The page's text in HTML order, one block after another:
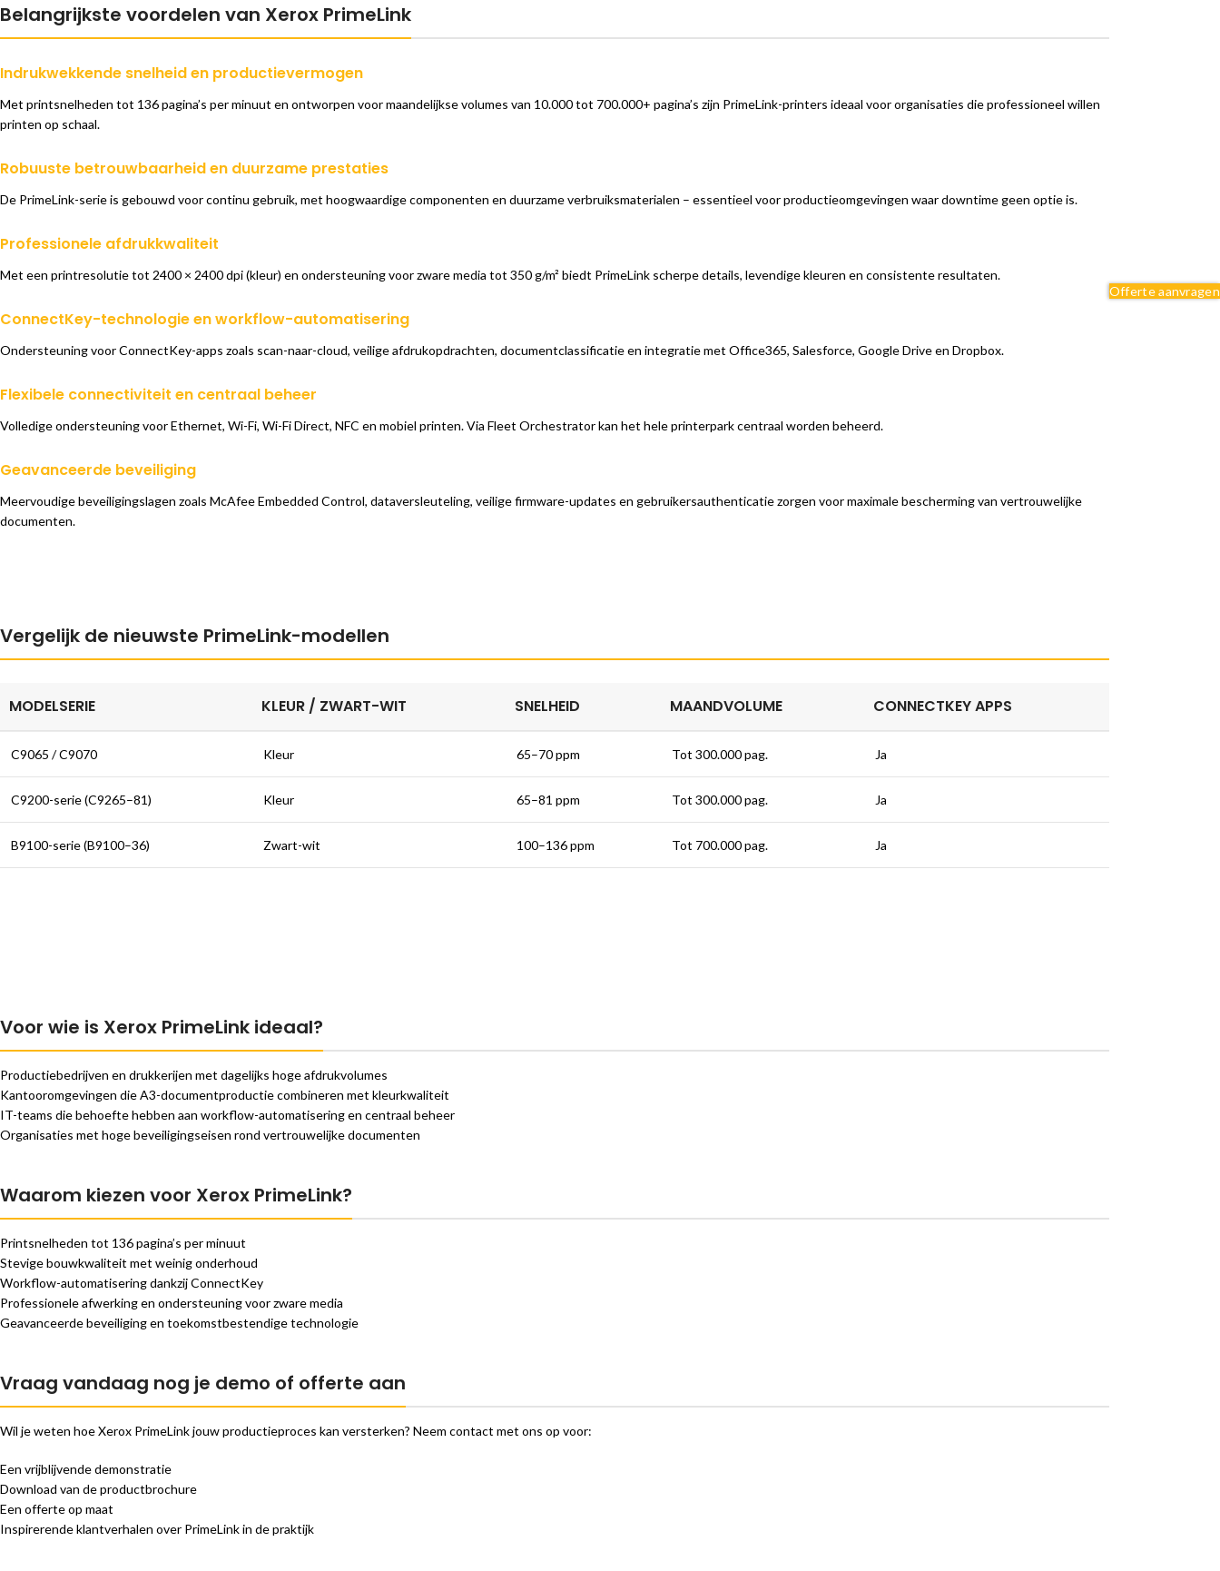
Offerte aanvragen
Belangrijkste voordelen van Xerox PrimeLink
Indrukwekkende snelheid en productievermogen
Met printsnelheden tot 136 pagina’s per minuut en ontworpen voor maandelijkse volumes van 10.000 tot 700.000+ pagina’s zijn PrimeLink-printers ideaal voor organisaties die professioneel willen
printen op schaal.
Robuuste betrouwbaarheid en duurzame prestaties
De PrimeLink-serie is gebouwd voor continu gebruik, met hoogwaardige componenten en duurzame verbruiksmaterialen – essentieel voor productieomgevingen waar downtime geen optie is.
Professionele afdrukkwaliteit
Met een printresolutie tot 2400 × 2400 dpi (kleur) en ondersteuning voor zware media tot 350 g/m² biedt PrimeLink scherpe details, levendige kleuren en consistente resultaten.
ConnectKey-technologie en workflow-automatisering
Ondersteuning voor ConnectKey-apps zoals scan-naar-cloud, veilige afdrukopdrachten, documentclassificatie en integratie met Office365, Salesforce, Google Drive en Dropbox.
Flexibele connectiviteit en centraal beheer
Volledige ondersteuning voor Ethernet, Wi-Fi, Wi-Fi Direct, NFC en mobiel printen. Via Fleet Orchestrator kan het hele printerpark centraal worden beheerd.
Geavanceerde beveiliging
Meervoudige beveiligingslagen zoals McAfee Embedded Control, dataversleuteling, veilige firmware-updates en gebruikersauthenticatie zorgen voor maximale bescherming van vertrouwelijke
documenten.
Vergelijk de nieuwste PrimeLink-modellen
MODELSERIE KLEUR / ZWART-WIT SNELHEID MAANDVOLUME CONNECTKEY APPS
C9065 / C9070 Kleur 65–70 ppm Tot 300.000 pag. Ja
C9200-serie (C9265–81) Kleur 65–81 ppm Tot 300.000 pag. Ja
B9100-serie (B9100–36) Zwart-wit 100–136 ppm Tot 700.000 pag. Ja
Voor wie is Xerox PrimeLink ideaal?
Productiebedrijven en drukkerijen met dagelijks hoge afdrukvolumes
Kantooromgevingen die A3-documentproductie combineren met kleurkwaliteit
IT-teams die behoefte hebben aan workflow-automatisering en centraal beheer
Organisaties met hoge beveiligingseisen rond vertrouwelijke documenten
Waarom kiezen voor Xerox PrimeLink?
Printsnelheden tot 136 pagina’s per minuut
Stevige bouwkwaliteit met weinig onderhoud
Workflow-automatisering dankzij ConnectKey
Professionele afwerking en ondersteuning voor zware media
Geavanceerde beveiliging en toekomstbestendige technologie
Vraag vandaag nog je demo of offerte aan
Wil je weten hoe Xerox PrimeLink jouw productieproces kan versterken? Neem contact met ons op voor:
Een vrijblijvende demonstratie
Download van de productbrochure
Een offerte op maat
Inspirerende klantverhalen over PrimeLink in de praktijk